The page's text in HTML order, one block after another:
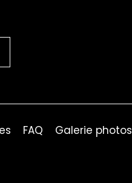
FAQ Galerie photos